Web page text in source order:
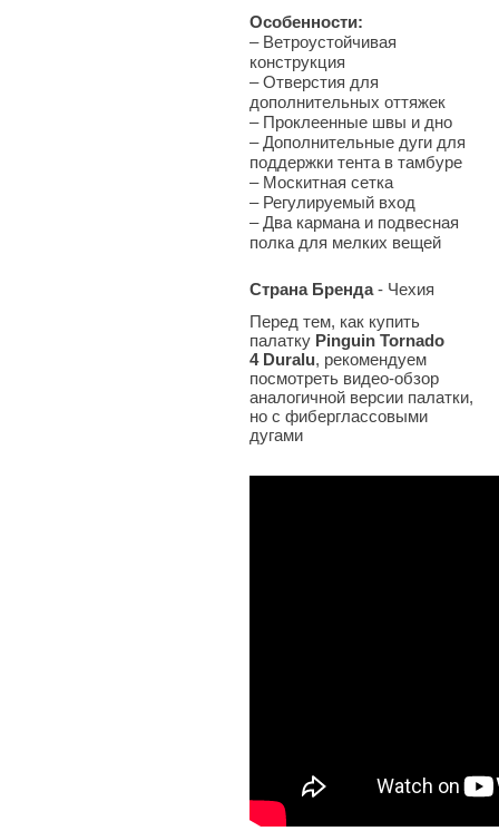
Особенности:
– Ветроустойчивая
конструкция
–Отверстия для
дополнительных оттяжек
– Проклеенные швы и дно
–Дополнительные дуги для
поддержки тента в тамбуре
– Москитная сетка
– Регулируемый вход
–Два кармана и подвесная
полка для мелких вещей
Страна Бренда- Чехия
Перед тем, как купить
палатку Pinguin Tornado
4 Duralu, рекомендуем
посмотреть видео-обзор
аналогичной версии палатки,
но с фиберглассовыми
дугами